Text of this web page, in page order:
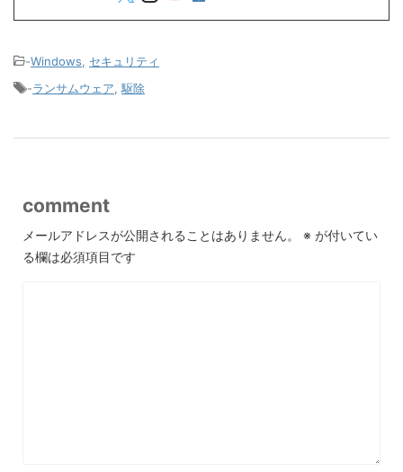
-Windows
セキュリティ
-ランサムウェア 駆除
comment
メールアドレスが公開されることはありません。 ※ が付いてい
る欄は必須項目です